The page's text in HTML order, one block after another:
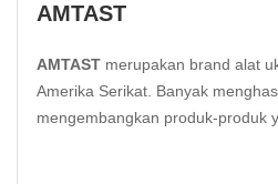
AMTAST
AMTAST merupakan brand alat
Amerika Serikat. Banyak
mengembangkan produk-produk